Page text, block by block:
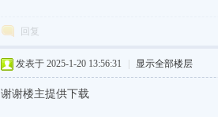
回复
发表于 2025-1-20 13:56:31 显示全部楼层
谢谢楼主提供下载